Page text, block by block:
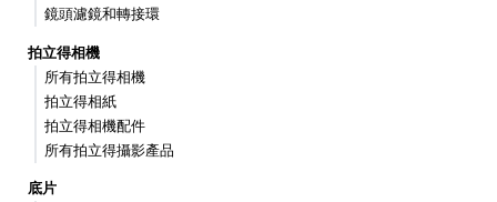
鏡頭濾鏡和轉接環
拍立得相機
所有拍立得相機
拍立得相紙
拍立得相機配件
所有拍立得攝影產品
底片